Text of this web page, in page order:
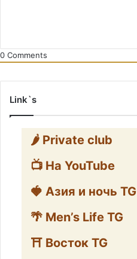
0 Comments
Link`s
🌶️ Private club
📺 На YouTube
🍓 Азия и ночь TG
🌴 Men’s Life TG
⛩️ Восток TG